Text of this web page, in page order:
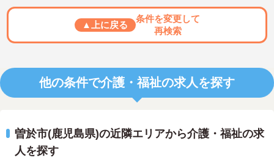
▲上に戻る
条件を変更して
再検索
他の条件で介護・福祉の求人を探す
曽於市(鹿児島県)の近隣エリアから介護・福祉の求
人を探す